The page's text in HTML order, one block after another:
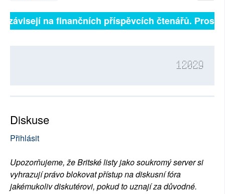
na finančních příspěvcích čtenářů.
12029
Diskuse
Přihlásit
Upozorňujeme, že Britské listy jako soukromý server si
vyhrazují právo blokovat přístup na diskusní fóra
jakémukoliv diskutérovi, pokud to uznají za důvodné.